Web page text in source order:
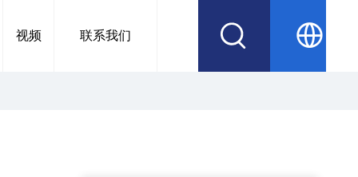
视频 联系我们